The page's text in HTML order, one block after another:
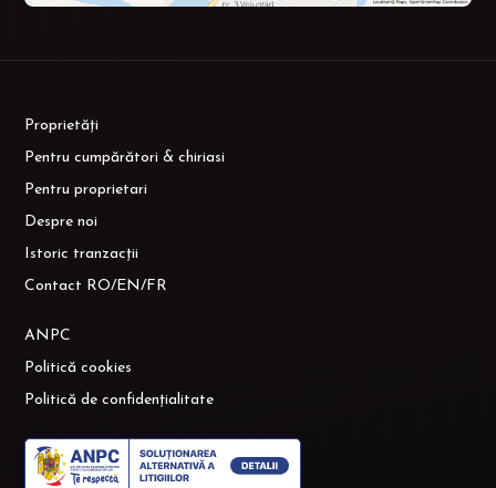
Proprietăți
Pentru cumpărători & chiriasi
Pentru proprietari
Despre noi
Istoric tranzacții
Contact RO/EN/FR
ANPC
Politică cookies
Politică de confidențialitate